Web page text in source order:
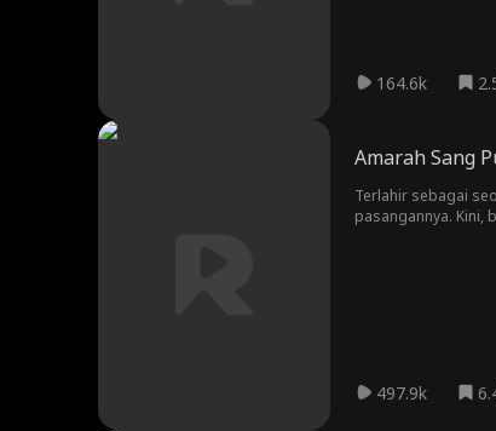
164.6k
Amarah Sang
Terlahir sebagai
pasangannya. Kini,
497.9k